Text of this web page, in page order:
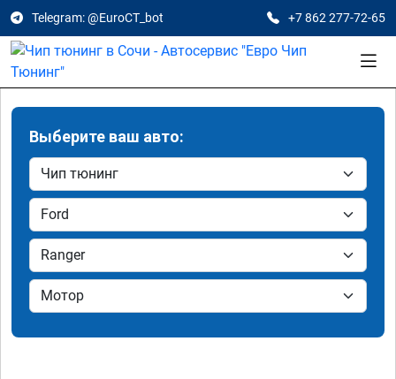
Telegram: @EuroCT_bot +7 862 277-72-65
Выберите ваш авто: